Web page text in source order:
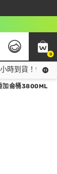
0
時到貨！領神
加侖桶3800ML